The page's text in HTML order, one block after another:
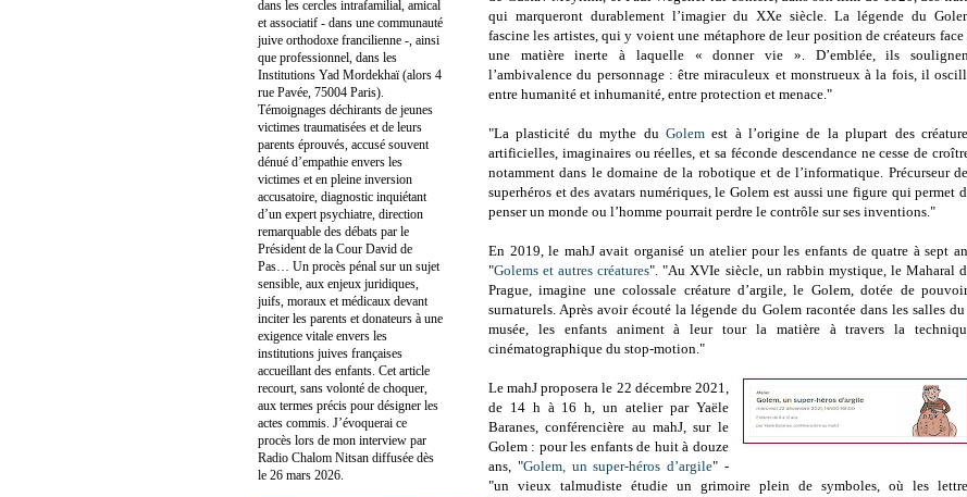
qui marqueront durablement l’imagier du XXe siècle. La légende du
fascine les artistes, qui y voient une métaphore de leur position de créateurs face
une matière inerte à laquelle « donner vie ». D’emblée, ils
l’ambivalence du personnage : être miraculeux et monstrueux à la fois, il
entre humanité et inhumanité, entre protection et menace."
"La plasticité du mythe du Golemest à l’origine de la plupart des
artificielles, imaginaires ou réelles, et sa féconde descendance ne cesse de
notamment dans le domaine de la robotique et de l’informatique. Précurseur
superhéros et des avatars numériques, le Golem est aussi une figure qui permet
penser un monde ou l’homme pourrait perdre le contrôle sur ses inventions."
En 2019, le mahJ avait organisé un atelier pour les enfants de quatre à sept
"Golems et autres créatures". "Au XVIe siècle, un rabbin mystique, le Maharal
Prague, imagine une colossale créature d’argile, le Golem, dotée de
surnaturels. Après avoir écouté la ­légende du ­Golem racontée dans les salles
musée, les enfants animent à­ leur tour la matière à travers la
cinématographique du stop-motion."
Le mahJ proposera le 22 décembre 2021,
de 14 h à 16 h, un atelier par Yaële
Baranes, conférencière au mahJ, sur le
Golem : pour les enfants de huit à douze
ans, "Golem, un super-héros d’argile" -
"un vieux talmudiste étudie un grimoire plein de symboles, où les
dans les cercles intrafamilial, amical
et associatif - dans une communauté
juive orthodoxe francilienne -, ainsi
que professionnel, dans les
Institutions Yad Mordekhaï (alors 4
rue Pavée, 75004 Paris).
Témoignages déchirants de jeunes
victimes traumatisées et de leurs
parents éprouvés, accusé souvent
dénué d’empathie envers les
victimes et en pleine inversion
accusatoire, diagnostic inquiétant
d’un expert psychiatre, direction
remarquable des débats par le
Président de la Cour David de
Pas… Un procès pénal sur un sujet
sensible, aux enjeux juridiques,
juifs, moraux et médicaux devant
inciter les parents et donateurs à une
exigence vitale envers les
institutions juives françaises
accueillant des enfants. Cet article
recourt, sans volonté de choquer,
aux termes précis pour désigner les
actes commis. J’évoquerai ce
procès lors de mon interview par
Radio Chalom Nitsan diffusée dès
le 26 mars 2026.